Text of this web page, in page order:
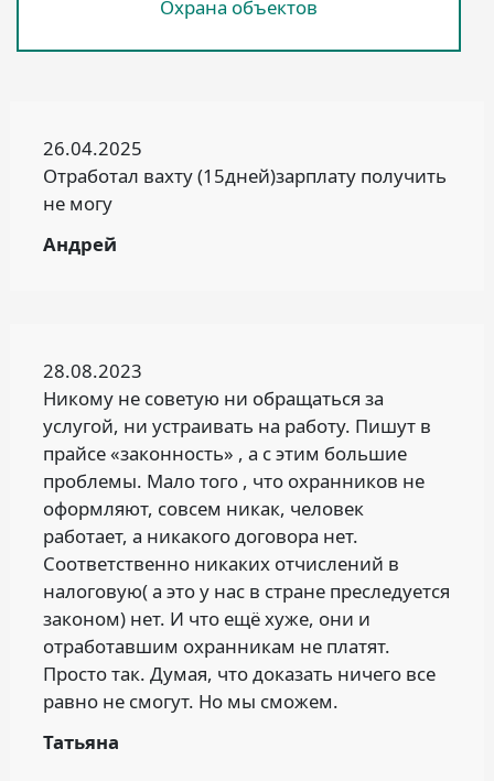
Охрана объектов
26.04.2025
Отработал вахту (15дней)зарплату получить
не могу
Андрей
28.08.2023
Никому не советую ни обращаться за
услугой, ни устраивать на работу. Пишут в
прайсе «законность» , а с этим большие
проблемы. Мало того , что охранников не
оформляют, совсем никак, человек
работает, а никакого договора нет.
Соответственно никаких отчислений в
налоговую( а это у нас в стране преследуется
законом) нет. И что ещё хуже, они и
отработавшим охранникам не платят.
Просто так. Думая, что доказать ничего все
равно не смогут. Но мы сможем.
Татьяна